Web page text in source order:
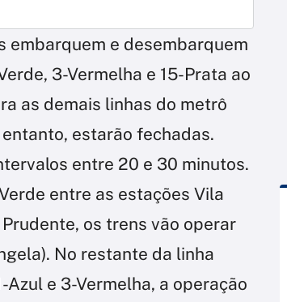
embarquem e desembarquem
3-Vermelha e 15-Prata ao
as demais linhas do metrô
estarão fechadas.
entre 20 e 30 minutos.
entre as estações Vila
os trens vão operar
No restante da linha
Azul e 3-Vermelha, a operação